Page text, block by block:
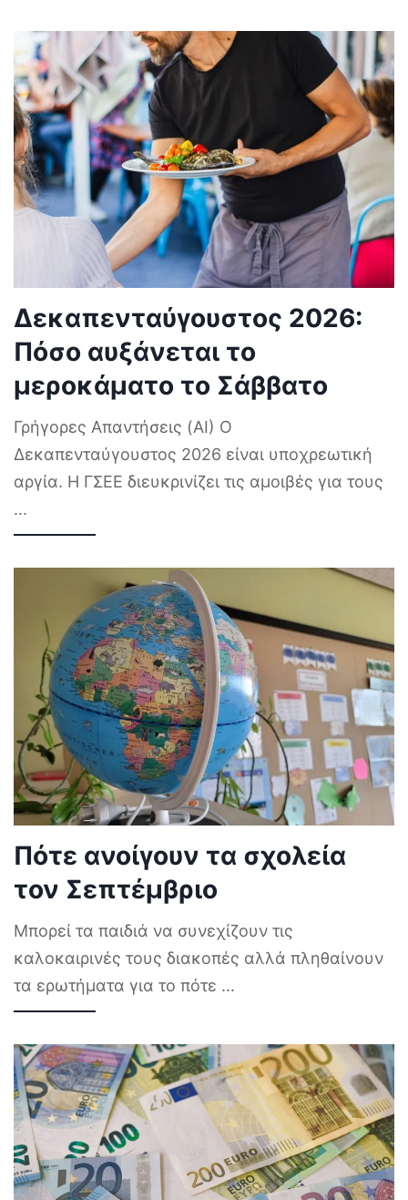
Δεκαπενταύγουστος 2026:
Πόσο αυξάνεται το
μεροκάματο το Σάββατο
Γρήγορες Απαντήσεις (AI) Ο
Δεκαπενταύγουστος 2026 είναι υποχρεωτική
αργία. Η ΓΣΕΕ διευκρινίζει τις αμοιβές για τους
...
Πότε ανοίγουν τα σχολεία
τον Σεπτέμβριο
Μπορεί τα παιδιά να συνεχίζουν τις
καλοκαιρινές τους διακοπές αλλά πληθαίνουν
τα ερωτήματα για το πότε ...